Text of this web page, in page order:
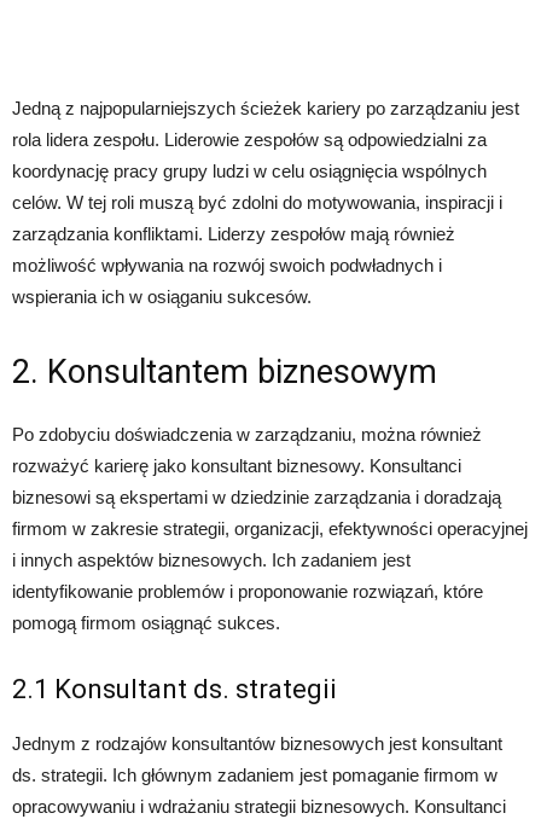
Jedną z najpopularniejszych ścieżek kariery po zarządzaniu jest
rola lidera zespołu. Liderowie zespołów są odpowiedzialni za
koordynację pracy grupy ludzi w celu osiągnięcia wspólnych
celów. W tej roli muszą być zdolni do motywowania, inspiracji i
zarządzania konfliktami. Liderzy zespołów mają również
możliwość wpływania na rozwój swoich podwładnych i
wspierania ich w osiąganiu sukcesów.
2. Konsultantem biznesowym
Po zdobyciu doświadczenia w zarządzaniu, można również
rozważyć karierę jako konsultant biznesowy. Konsultanci
biznesowi są ekspertami w dziedzinie zarządzania i doradzają
firmom w zakresie strategii, organizacji, efektywności operacyjnej
i innych aspektów biznesowych. Ich zadaniem jest
identyfikowanie problemów i proponowanie rozwiązań, które
pomogą firmom osiągnąć sukces.
2.1 Konsultant ds. strategii
Jednym z rodzajów konsultantów biznesowych jest konsultant
ds. strategii. Ich głównym zadaniem jest pomaganie firmom w
opracowywaniu i wdrażaniu strategii biznesowych. Konsultanci